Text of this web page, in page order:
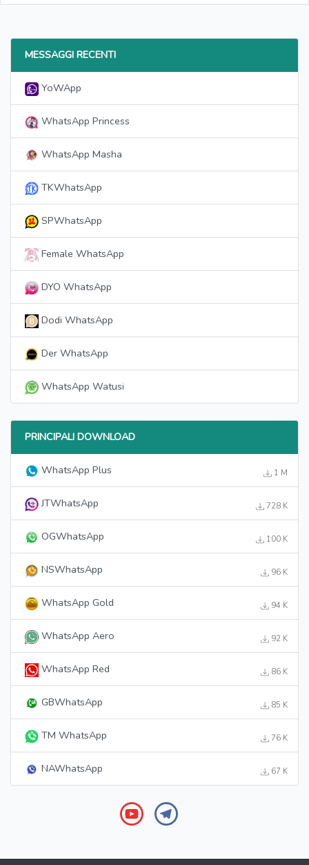
MESSAGGI RECENTI
YoWApp
WhatsApp Princess
WhatsApp Masha
TKWhatsApp
SPWhatsApp
Female WhatsApp
DYO WhatsApp
Dodi WhatsApp
Der WhatsApp
WhatsApp Watusi
PRINCIPALI DOWNLOAD
WhatsApp Plus 1 M
JTWhatsApp 728 K
OGWhatsApp 100 K
NSWhatsApp 96 K
WhatsApp Gold 94 K
WhatsApp Aero 92 K
WhatsApp Red 86 K
GBWhatsApp 85 K
TM WhatsApp 76 K
NAWhatsApp 67 K